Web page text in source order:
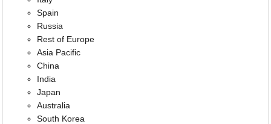
Spain
Russia
Rest of Europe
Asia Pacific
China
India
Japan
Australia
South Korea